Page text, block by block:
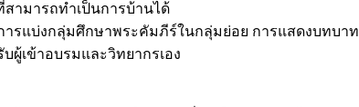
ามารถทำเป็นการบ้านได้
รแบ่งกลุ่มศึกษาพระคัมภีร์ในกลุ่มย่อย การแสดงบทบาท
เข้าอบรมและวิทยากรเอง